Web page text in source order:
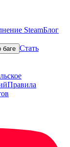
SteamБлог
баге Стать
Правила